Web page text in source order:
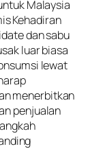
Malaysia
Kehadiran
dan sabu
luar biasa
lewat
menerbitkan
penjualan